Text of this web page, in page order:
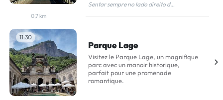
Sentar sempre no lado direito do bondinho para apreciar a vista
0,7 km
11:30
Parque Lage
Visitez le Parque Lage, un magnifique
parc avec un manoir historique,
parfait pour une promenade
romantique.